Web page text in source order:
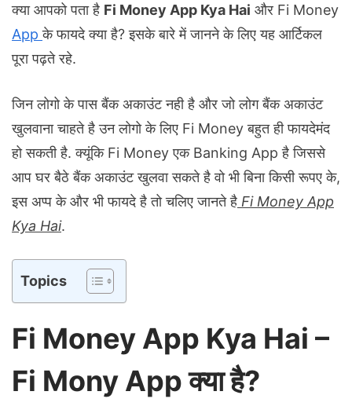
क्या आपको पता है Fi Money App Kya Hai और Fi Money
Appके फायदे क्या है? इसके बारे में जानने के लिए यह आर्टिकल
पूरा पढ़ते रहे.
जिन लोगो के पास बैंक अकाउंट नही है और जो लोग बैंक अकाउंट
खुलवाना चाहते है उन लोगो के लिए Fi Money बहुत ही फायदेमंद
हो सकती है. क्यूंकि Fi Money एक Banking App है जिससे
आप घर बैठे बैंक अकाउंट खुलवा सकते है वो भी बिना किसी रूपए के,
इस अप्प के और भी फायदे है तो चलिए जानते है Fi Money App
Kya Hai.
Topics
Fi Money App Kya Hai –
Fi Mony App क्या है?